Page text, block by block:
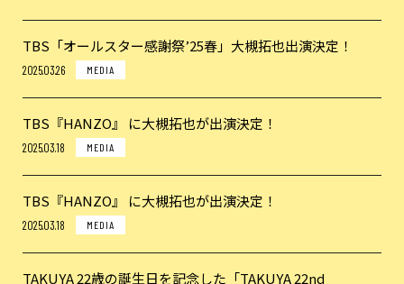
TBS「オールスター感謝祭’25春」大槻拓也出演決定！
2025.03.26 MEDIA
TBS『HANZO』 に大槻拓也が出演決定！
2025.03.18 MEDIA
TBS『HANZO』 に大槻拓也が出演決定！
2025.03.18 MEDIA
TAKUYA 22歳の誕生日を記念した「TAKUYA 22nd